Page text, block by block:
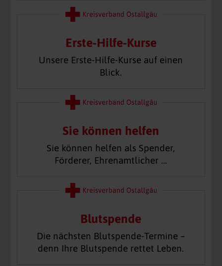
Erste-Hilfe-Kurse
Unsere Erste-Hilfe-Kurse auf einen
Blick.
Sie können helfen
Sie können helfen als Spender,
Förderer, Ehrenamtlicher …
Blutspende
Die nächsten Blutspende-Termine –
denn Ihre Blutspende rettet Leben.